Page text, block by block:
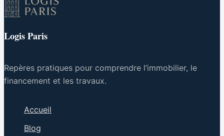
Logis Paris
Repères pratiques pour comprendre l’immobilier, le
financement et les travaux.
Accueil
Blog